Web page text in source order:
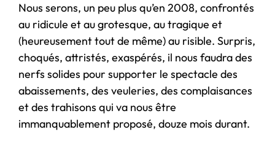
Nous serons, un peu plus qu’en 2008, confrontés
au ridicule et au grotesque, au tragique et
(heureusement tout de même) au risible. Surpris,
choqués, attristés, exaspérés, il nous faudra des
nerfs solides pour supporter le spectacle des
abaissements, des veuleries, des complaisances
et des trahisons qui va nous être
immanquablement proposé, douze mois durant.